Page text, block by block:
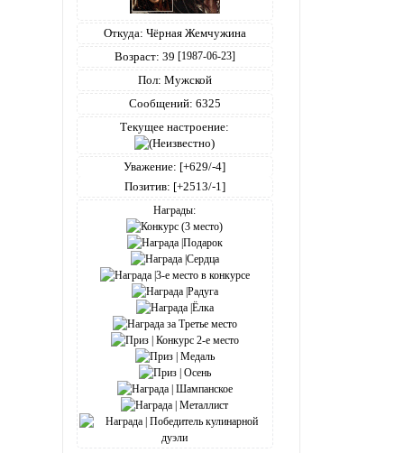
Откуда: Чёрная Жемчужина
Возраст: 39 [1987-06-23]
Пол: Мужской
Сообщений: 6325
Текущее настроение:
Уважение: [+629/-4]
Позитив: [+2513/-1]
Награды: